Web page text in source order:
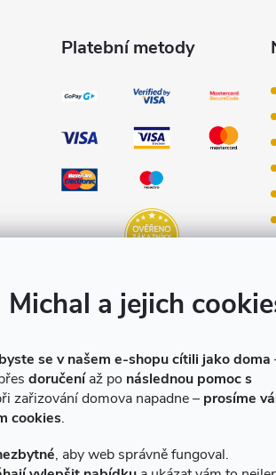
Michal a jejich
se v našem e-shopu cítili jako doma
doručeníaž po následnou pomoc s
zařizování domova napadne – prosíme
cookies.
, aby web správně fungoval.
Platební metody